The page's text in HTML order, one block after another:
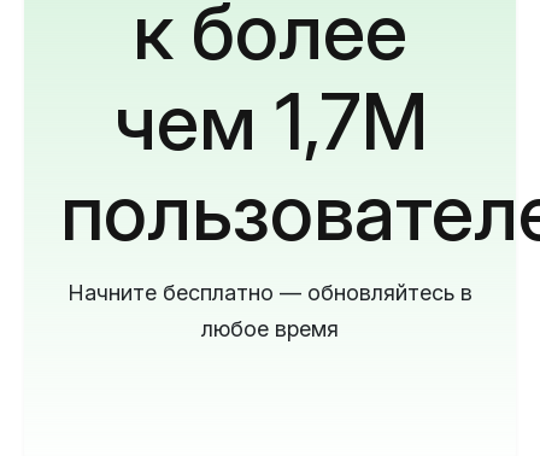
к более
чем 1,7M
Начните бесплатно — обновляйтесь в
любое время